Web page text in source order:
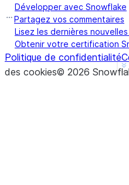
Développer avec Snowflake
Partagez vos commentaires
Lisez les dernières
Obtenir votre certification
Politique de confidentialité
des cookies© 2026